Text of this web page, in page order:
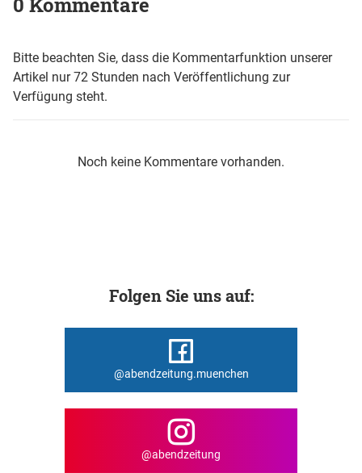
Bitte beachten Sie, dass die Kommentarfunktion unserer
Artikel nur 72 Stunden nach Veröffentlichung zur
Verfügung steht.
Noch keine Kommentare vorhanden.
Folgen Sie uns auf:
@abendzeitung.muenchen
@abendzeitung